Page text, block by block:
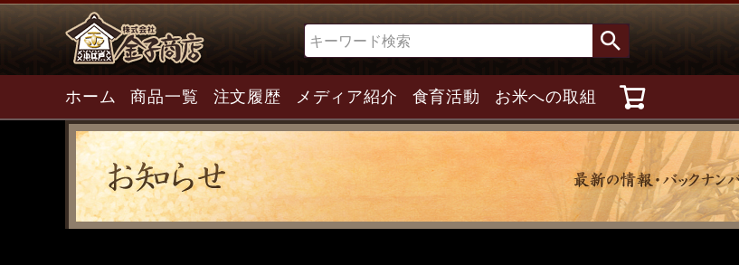
検索
ホーム 商品一覧 注文履歴 メディア紹介 食育活動 お米への取組